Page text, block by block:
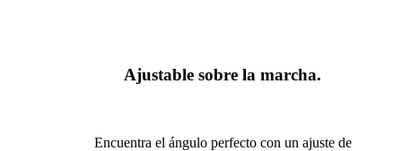
Ajustable sobre la marcha.
Encuentra el ángulo perfecto con un ajuste de